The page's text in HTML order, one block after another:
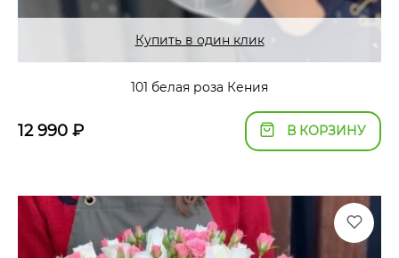
Купить в один клик
101 белая роза Кения
12 990 ₽ В КОРЗИНУ